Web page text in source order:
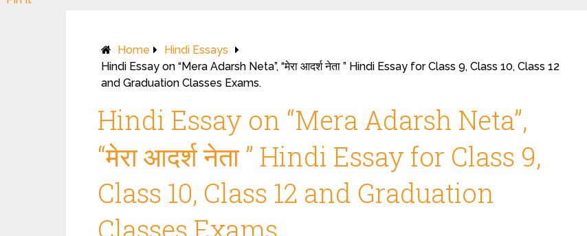
Home
Hindi Essays
Hindi Essay on “Mera Adarsh Neta”, “मेरा आदर्श नेता ” Hindi Essay for Class 9, Class 10, Class 12
and Graduation Classes Exams.
Hindi Essay on “Mera Adarsh Neta”,
“मेरा आदर्श नेता ” Hindi Essay for Class 9,
Class 10, Class 12 and Graduation
Classes Exams.